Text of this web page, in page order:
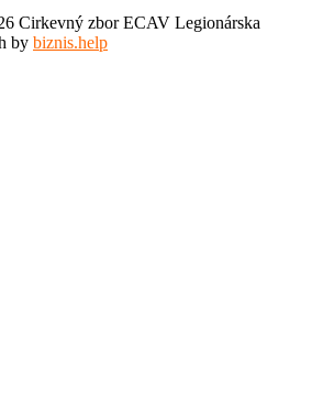
Cirkevný zbor ECAV Legionárska
by biznis.help